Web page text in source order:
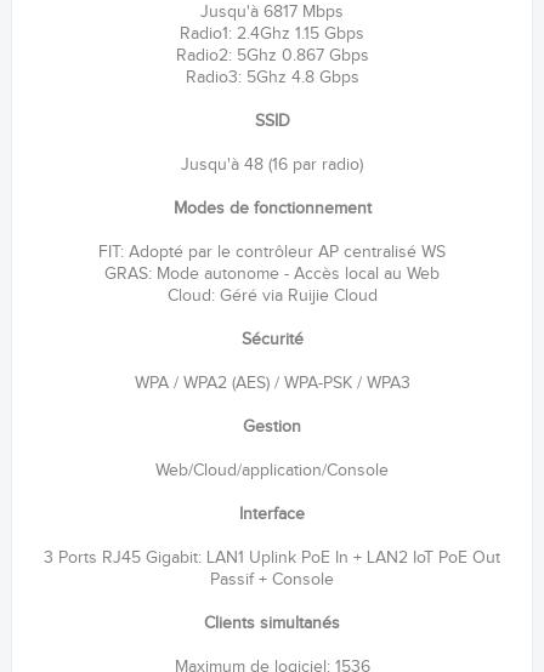
Jusqu'à 6817 Mbps
Radio1: 2.4Ghz 1.15 Gbps
Radio2: 5Ghz 0.867 Gbps
Radio3: 5Ghz 4.8 Gbps
SSID
Jusqu'à 48 (16 par radio)
Modes de fonctionnement
FIT: Adopté par le contrôleur AP centralisé WS
GRAS: Mode autonome - Accès local au Web
Cloud: Géré via Ruijie Cloud
Sécurité
WPA / WPA2 (AES) / WPA-PSK / WPA3
Gestion
Web/Cloud/application/Console
Interface
3 Ports RJ45 Gigabit: LAN1 Uplink PoE In + LAN2 IoT PoE Out
Passif + Console
Clients simultanés
Maximum de logiciel: 1536